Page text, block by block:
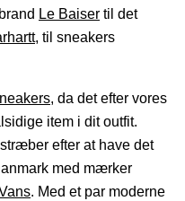
Le Baiser til det
, til sneakers
, da det efter vores
item i dit outfit.
efter at have det
med mærker
. Med et par moderne